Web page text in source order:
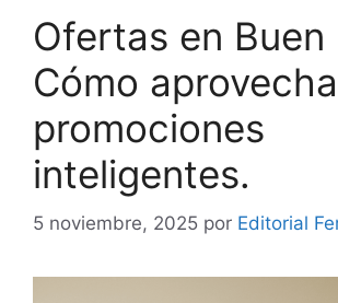
Ofertas en Buen
Cómo
promociones
inteligentes.
5 noviembre, 2025 por Editorial